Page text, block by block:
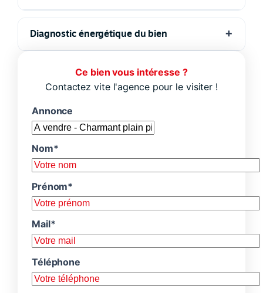
Diagnostic énergétique du bien
Ce bien vous intéresse ?
Contactez vite l'agence pour le visiter !
Annonce
Nom*
Prénom*
Mail*
Téléphone